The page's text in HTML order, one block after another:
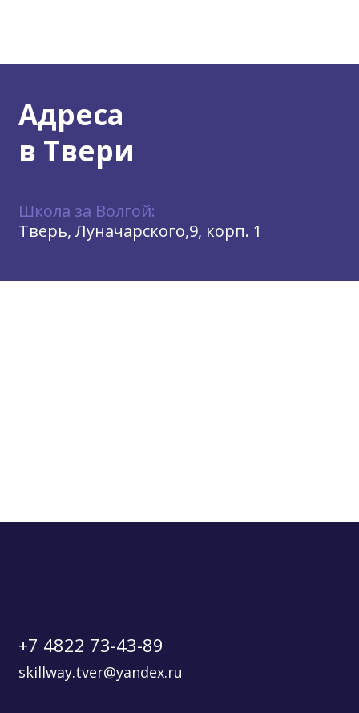
Адреса
в Твери
Школа за Волгой:
Тверь, Луначарского,9, корп. 1
+7 4822 73-43-89
skillway.tver@yandex.ru